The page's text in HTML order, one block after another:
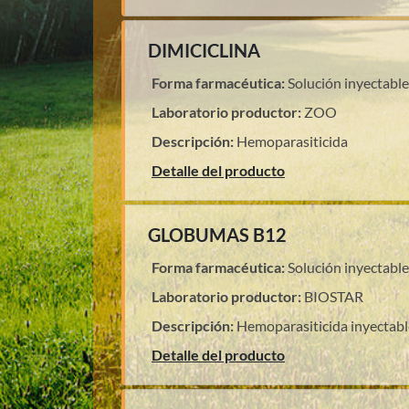
DIMICICLINA
Forma farmacéutica:Solución inyectable
Laboratorio productor: ZOO
Descripción: Hemoparasiticida
Detalle del producto
GLOBUMAS B12
Forma farmacéutica:Solución inyectable
Laboratorio productor: BIOSTAR
Descripción:Hemoparasiticida
Detalle del producto